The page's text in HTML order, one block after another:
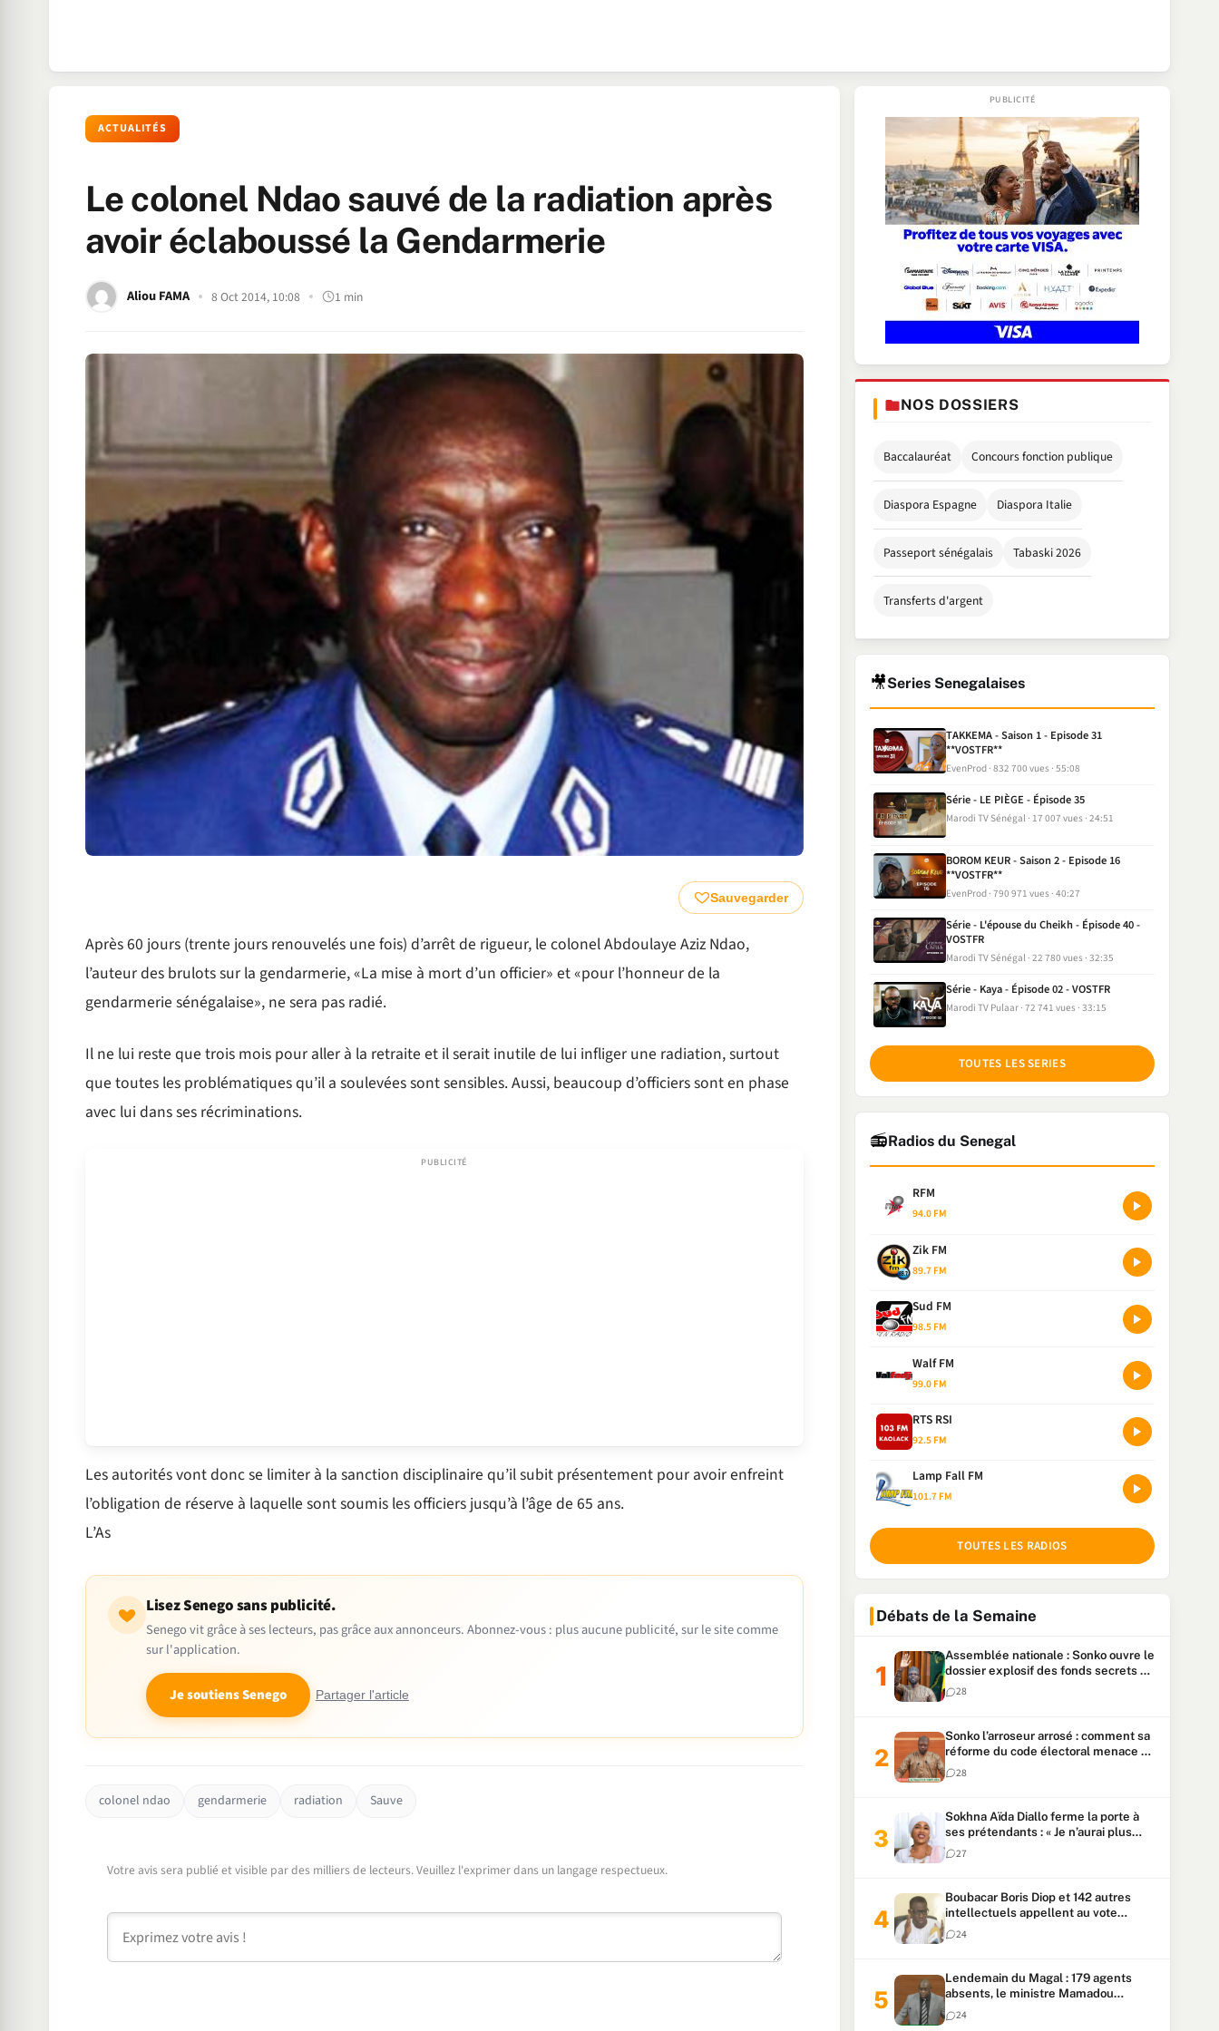
ACTUALITÉS
Le colonel Ndao sauvé de la radiation après
avoir éclaboussé la Gendarmerie
Aliou FAMA 8 Oct 2014, 10:08 1 min
Sauvegarder
Après 60 jours (trente jours renouvelés une fois) d’arrêt de rigueur, le colonel Abdoulaye Aziz Ndao,
l’auteur des brulots sur la gendarmerie, «La mise à mort d’un officier» et «pour l’honneur de la
gendarmerie sénégalaise», ne sera pas radié.
Il ne lui reste que trois mois pour aller à la retraite et il serait inutile de lui infliger une radiation, surtout
que toutes les problématiques qu’il a soulevées sont sensibles. Aussi, beaucoup d’officiers sont en phase
avec lui dans ses récriminations.
Les autorités vont donc se limiter à la sanction disciplinaire qu’il subit présentement pour avoir enfreint
l’obligation de réserve à laquelle sont soumis les officiers jusqu’à l’âge de 65 ans.
L’As
Lisez Senego sans publicité.
Senego vit grâce à ses lecteurs, pas grâce aux annonceurs. Abonnez-vous : plus aucune publicité, sur le site comme
sur l'application.
Je soutiens Senego Partager l'article
colonel ndao gendarmerie radiation Sauve
Votre avis sera publié et visible par des milliers de lecteurs. Veuillez l'exprimer dans un langage respectueux.
NOS DOSSIERS
Baccalauréat Concours fonction publique
Diaspora Espagne Diaspora Italie
Passeport sénégalais Tabaski 2026
Transferts d'argent
🎥Series Senegalaises
TAKKEMA - Saison 1 - Episode 31
**VOSTFR**
EvenProd 832 700 vues 55:08
Série - LE PIÈGE - Épisode 35
Marodi TV Sénégal 17 007 vues 24:51
BOROM KEUR - Saison 2 - Episode 16
**VOSTFR**
EvenProd 790 971 vues 40:27
Série - L'épouse du Cheikh - Épisode 40 -
VOSTFR
Marodi TV Sénégal 22 780 vues 32:35
Série - Kaya - Épisode 02 - VOSTFR
Marodi TV Pulaar 72 741 vues 33:15
TOUTES LES SERIES
📻Radios du Senegal
RFM
94.0 FM
Zik FM
89.7 FM
Sud FM
98.5 FM
Walf FM
99.0 FM
RTS RSI
92.5 FM
Lamp Fall FM
101.7 FM
TOUTES LES RADIOS
Débats de la Semaine
Assemblée nationale : Sonko ouvre le
dossier explosif des fonds secrets et
du patrimoine présidentiel
28
Sonko l’arroseur arrosé : comment sa
réforme du code électoral menace sa
candidature
28
Sokhna Aïda Diallo ferme la porte à
ses prétendants : « Je n’aurai plus
jamais un autre mari »
27
Boubacar Boris Diop et 142 autres
intellectuels appellent au vote
urgent de la révision
constitutionnelle
24
Lendemain du Magal : 179 agents
absents, le ministre Mamadou
Lamine Dianté exige des explications
24